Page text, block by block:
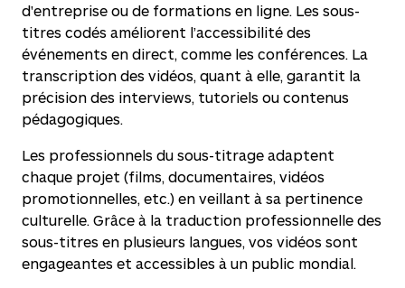
d'entreprise ou de formations en ligne. Les sous-
titres codés améliorent l’accessibilité des
événements en direct, comme les conférences. La
transcription des vidéos, quant à elle, garantit la
précision des interviews, tutoriels ou contenus
pédagogiques.
Les professionnels du sous-titrage adaptent
chaque projet (films, documentaires, vidéos
promotionnelles, etc.) en veillant à sa pertinence
culturelle. Grâce à la traduction professionnelle des
sous-titres en plusieurs langues, vos vidéos sont
engageantes et accessibles à un public mondial.